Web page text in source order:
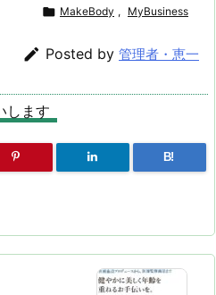
日の自信
も配慮！
でも除
プ
で、肌の保水力を
ーモイスト・セラ
ケア用のセラムで
 MakeBody , MyBusiness
 Posted by 管理者・恵一
します
B!